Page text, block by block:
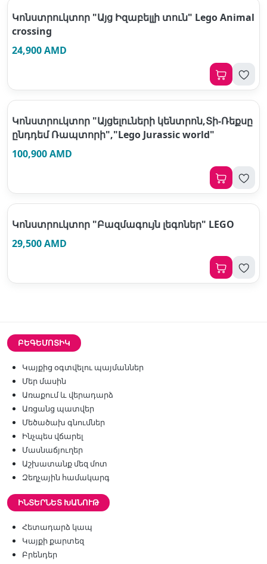
Կոնստրուկտոր "Այց Իզաբելլի տուն" Lego Animal
crossing
24,900 AMD
Կոնստրուկտոր "Այցելուների կենտրոն,Տի-Ռեքսը
ընդդեմ Ռապտորի","Lego Jurassic world"
100,900 AMD
Կոնստրուկտոր "Բազմագույն լեգոներ" LEGO
29,500 AMD
ԲԵԳԵՄՈՏԻԿ
Կայքից օգտվելու պայմաններ
Մեր մասին
Առաքում և վերադարձ
Առցանց պատվեր
Մեծածախ գնումներ
Ինչպես վճարել
Մասնաճյուղեր
Աշխատանք մեզ մոտ
Զեղչային համակարգ
ԻՆՏԵՐՆԵՏ ԽԱՆՈՒԹ
Հետադարձ կապ
Կայքի քարտեզ
Բրենդեր